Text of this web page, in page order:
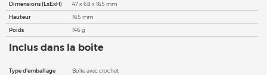
Dimensions (LxExH)
47 x 68 x 165 mm
Hauteur
165 mm
Poids
146 g
Inclus dans la boite
Type d'emballage Boîte avec crochet